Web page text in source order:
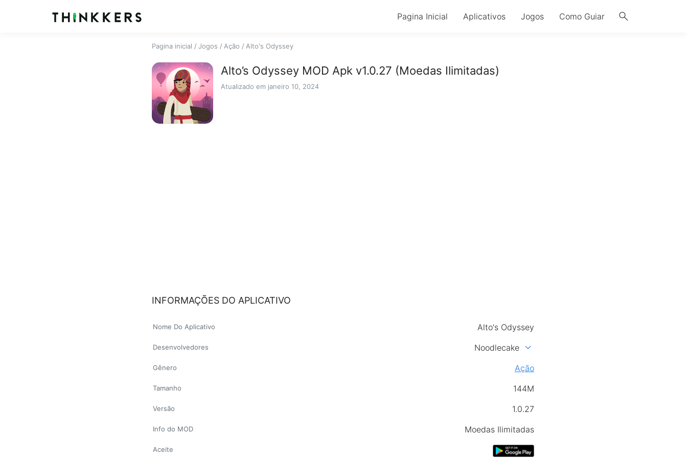
search
Pagina Inicial Aplicativos Jogos Como Guiar
Pagina inicial / Jogos / Ação / Alto's Odyssey
Alto’s Odyssey MOD Apk v1.0.27 (Moedas Ilimitadas)
Atualizado em janeiro 10, 2024
INFORMAÇÕES DO APLICATIVO
Nome Do Aplicativo Alto's Odyssey
Desenvolvedores Noodlecake expand_more
Gênero Ação
Tamanho 144M
Versão 1.0.27
Info do MOD Moedas Ilimitadas
Aceite